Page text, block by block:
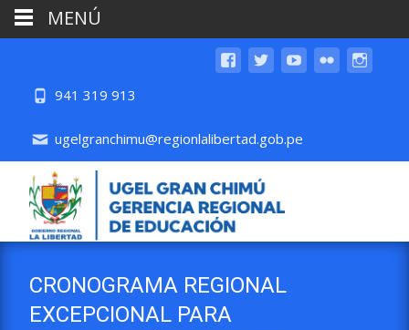
941 319 913
ugelgranchimu@regionlalibertad.gob.pe
CRONOGRAMA REGIONAL
EXCEPCIONAL PARA
MENÚ